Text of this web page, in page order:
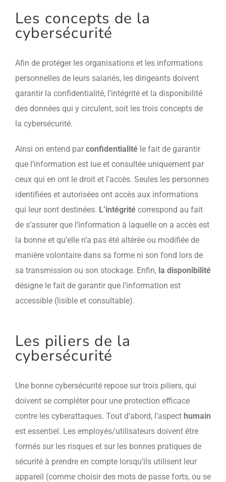
Les concepts de la
cybersécurité
Afin de protéger les organisations et les informations
personnelles de leurs salariés, les dirigeants doivent
garantir la confidentialité, l’intégrité et la disponibilité
des données qui y circulent, soit les trois concepts de
la cybersécurité.
Ainsi on entend parconfidentialitéle fait de garantir
que l’information est lue et consultée uniquement par
ceux qui en ont le droit et l’accès. Seules les personnes
identifiées et autorisées ont accès aux informations
qui leur sont destinées. L’intégritécorrespond au fait
de s’assurer que l’information à laquelle on a accès est
la bonne et qu’elle n’a pas été altérée ou modifiée de
manière volontaire dans sa forme ni son fond lors de
sa transmission ou son stockage. Enfin, la disponibilité
désigne le fait de garantir que l’information est
accessible (lisible et consultable).
Les piliers de la
cybersécurité
Une bonne cybersécurité repose sur trois piliers, qui
doivent se compléter pour une protection efficace
contre les cyberattaques. Tout d’abord, l’aspect humain
est essentiel. Les employés/utilisateurs doivent être
formés sur les risques et sur les bonnes pratiques de
sécurité à prendre en compte lorsqu’ils utilisent leur
appareil (comme choisir des mots de passe forts, ou se